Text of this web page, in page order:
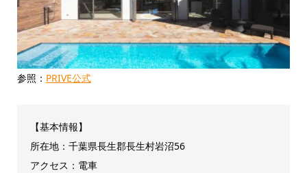
参照： PRIVE公式
【基本情報】
所在地：千葉県長生郡長生村岩沼56
アクセス：電車